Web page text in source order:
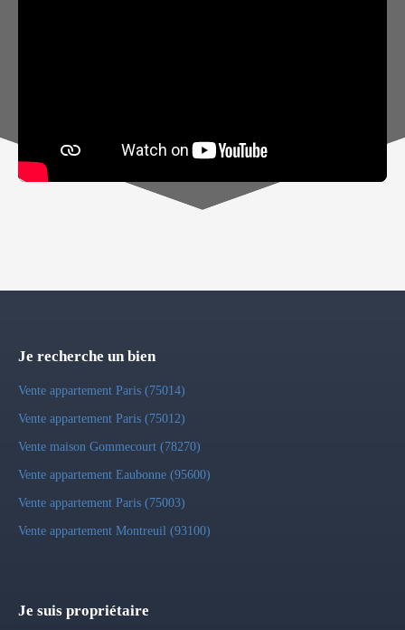
Je recherche un bien
Vente appartement Paris (75014)
Vente appartement Paris (75012)
Vente maison Gommecourt (78270)
Vente appartement Eaubonne (95600)
Vente appartement Paris (75003)
Vente appartement Montreuil (93100)
Je suis propriétaire